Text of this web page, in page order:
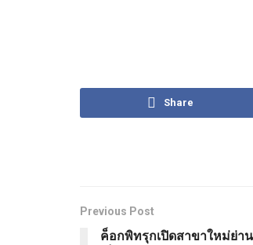
Share
Previous Post
ค็อกพิทรุกเปิดสาขาใหม่ย่า